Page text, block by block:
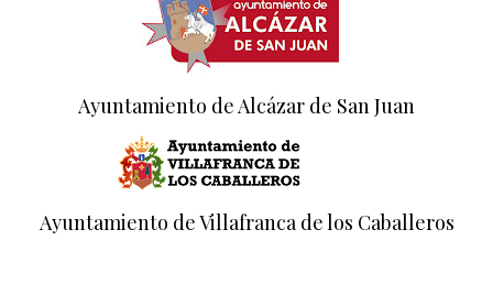
Ayuntamiento de Alcázar de San Juan
Ayuntamiento de Villafranca de los Caballeros